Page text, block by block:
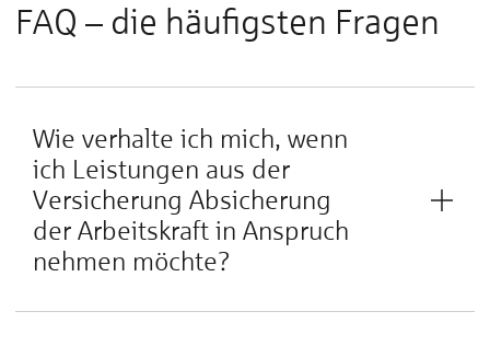
FAQ – die häufigsten Fragen
Wie verhalte ich mich, wenn
ich Leistungen aus der
Versicherung Absicherung
der Arbeitskraft in Anspruch
nehmen möchte?